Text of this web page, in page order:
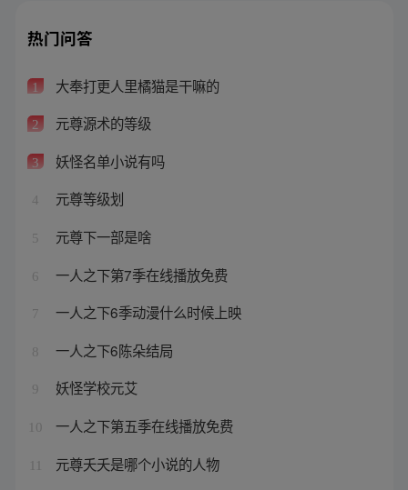
热门问答
1 大奉打更人里橘猫是干嘛的
2 元尊源术的等级
3 妖怪名单小说有吗
4 元尊等级划
5 元尊下一部是啥
6 一人之下第7季在线播放免费
7 一人之下6季动漫什么时候上映
8 一人之下6陈朵结局
9 妖怪学校元艾
10 一人之下第五季在线播放免费
元尊夭夭是哪个小说的人物